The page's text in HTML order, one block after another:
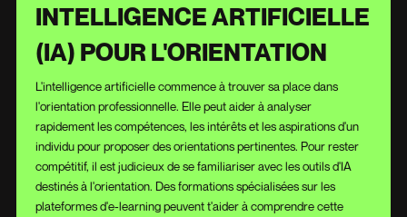
INTELLIGENCE ARTIFICIELLE
(IA) POUR L'ORIENTATION
L'intelligence artificielle commence à trouver sa place dans
l'orientation professionnelle. Elle peut aider à analyser
rapidement les compétences, les intérêts et les aspirations d'un
individu pour proposer des orientations pertinentes. Pour rester
compétitif, il est judicieux de se familiariser avec les outils d'IA
destinés à l'orientation. Des formations spécialisées sur les
plateformes d'e-learning peuvent t'aider à comprendre cette